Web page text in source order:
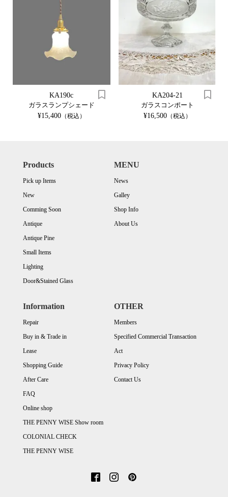
KA190c
ガラスランプシェード
¥15,400（税込）
KA204-21
ガラスコンポート
¥16,500（税込）
Products
Pick up Items
New
Comming Soon
Antique
Antique Pine
Small Items
Lighting
Door&Stained Glass
MENU
News
Galley
Shop Info
About Us
Information
Repair
Buy in & Trade in
Lease
Shopping Guide
After Care
FAQ
Online shop
THE PENNY WISE Show room
COLONIAL CHECK
THE PENNY WISE
OTHER
Members
Specified Commercial Transaction
Act
Privacy Policy
Contact Us